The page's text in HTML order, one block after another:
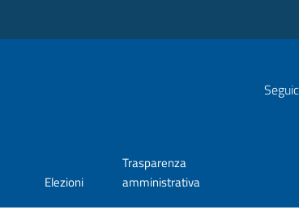
Elezioni
Trasparenza
amministrativa